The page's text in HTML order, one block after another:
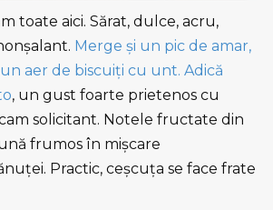
toate aici. Sărat, dulce, acru,
Merge și un pic de amar,
aer de biscuiți cu unt. Adică
, un gust foarte prietenos cu
solicitant. Notele fructate din
frumos în mișcare
Practic, ceșcuța se face frate